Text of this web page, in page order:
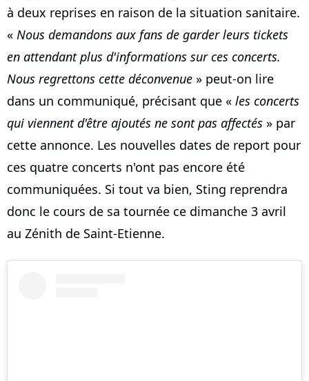
à deux reprises en raison de la situation sanitaire.
« Nous demandons aux fans de garder leurs tickets
en attendant plus d'informations sur ces concerts.
Nous regrettons cette déconvenue » peut-on lire
dans un communiqué, précisant que « les concerts
qui viennent d'être ajoutés ne sont pas affectés » par
cette annonce. Les nouvelles dates de report pour
ces quatre concerts n'ont pas encore été
communiquées. Si tout va bien, Sting reprendra
donc le cours de sa tournée ce dimanche 3 avril
au Zénith de Saint-Etienne.